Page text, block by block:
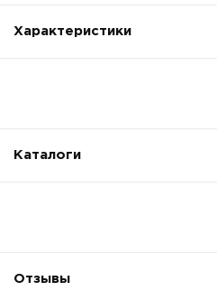
Характеристики
Каталоги
Отзывы